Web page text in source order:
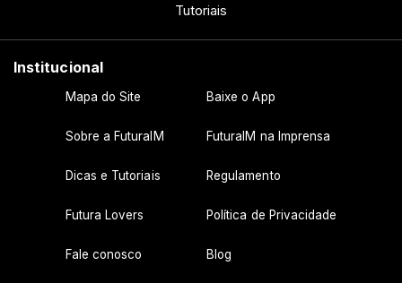
Tutoriais
Institucional
Mapa do Site Baixe o App
Sobre a FuturaIM FuturaIM na Imprensa
Dicas e Tutoriais Regulamento
Futura Lovers Política de Privacidade
Fale conosco Blog